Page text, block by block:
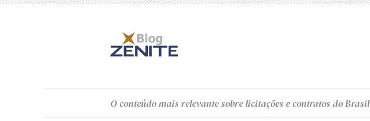
O conteúdomais relevante sobre licitações e contratos do Brasil